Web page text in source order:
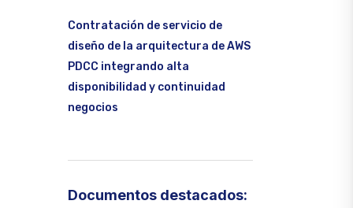
Contratación de servicio de
diseño de la arquitectura de AWS
PDCC integrando alta
disponibilidad y continuidad
negocios
Documentos destacados: